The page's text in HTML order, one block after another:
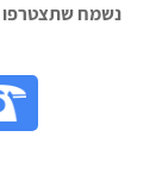
נשמח שתצטרפו